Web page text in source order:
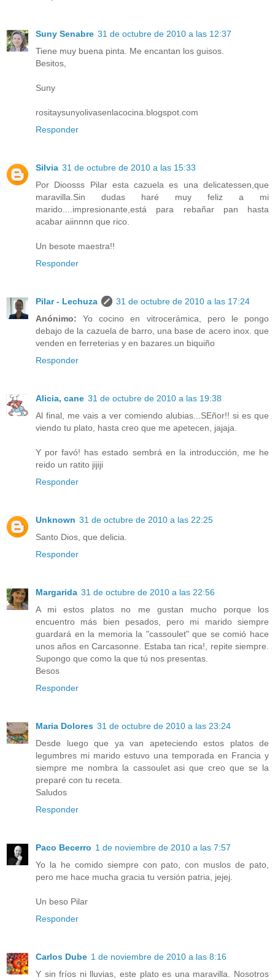
Suny Senabre 31 de octubre de 2010 a las 12:37
Tiene muy buena pinta. Me encantan los guisos.
Besitos,
Suny
rositaysunyolivasenlacocina.blogspot.com
Responder
Silvia 31 de octubre de 2010 a las 15:33
Por Dioosss Pilar esta cazuela es una delicatessen,que
maravilla.Sin dudas haré muy feliz a mi
marido....impresionante,está para rebañar pan hasta
acabar aiinnnn que rico.
Un besote maestra!!
Responder
Pilar - Lechuza
31 de octubre de 2010 a las 17:24
Anónimo: Yo cocino en vitrocerámica, pero le pongo
debajo de la cazuela de barro, una base de acero inox. que
venden en ferreterias y en bazares.un biquiño
Responder
Alicia, cane 31 de octubre de 2010 a las 19:38
Al final, me vais a ver comiendo alubias...SEñor!! si es que
viendo tu plato, hasta creo que me apetecen, jajaja.
Y por favó! has estado sembrá en la introducción, me he
reido un ratito jijiji
Responder
Unknown 31 de octubre de 2010 a las 22:25
Santo Dios, que delicia.
Responder
Margarida 31 de octubre de 2010 a las 22:56
A mi estos platos no me gustan mucho porque los
encuentro más bien pesados, pero mi marido siempre
guardará en la memoria la "cassoulet" que se comió hace
unos años en Carcasonne. Estaba tan rica!, repite siempre.
Supongo que como la que tú nos presentas.
Besos
Responder
Maria Dolores 31 de octubre de 2010 a las 23:24
Desde luego que ya van apeteciendo estos platos de
legumbres mi marido estuvo una temporada en Francia y
siempre me nombra la cassoulet asi que creo que se la
preparé con tu receta.
Saludos
Responder
Paco Becerro 1 de noviembre de 2010 a las 7:57
Yo la he comido siempre con pato, con muslos de pato,
pero me hace mucha gracia tu versión patria, jejej.
Un beso Pilar
Responder
Carlos Dube 1 de noviembre de 2010 a las 8:16
Y sin fríos ni lluvias, este plato es una maravilla. Nosotros